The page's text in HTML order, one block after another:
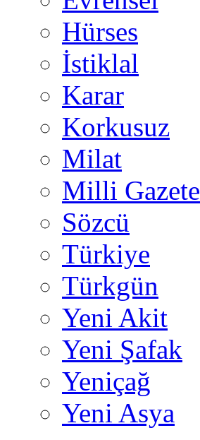
Hürses
İstiklal
Karar
Korkusuz
Milat
Milli Gazete
Sözcü
Türkiye
Türkgün
Yeni Akit
Yeni Şafak
Yeniçağ
Yeni Asya